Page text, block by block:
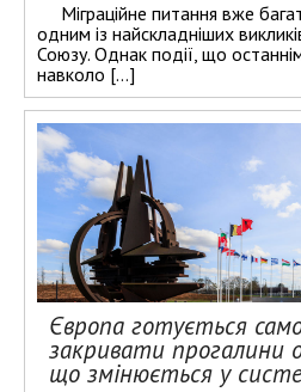
Міграційне питання вже
одним із найскладніших
Союзу. Однак події, що
навколо […]
Європа готується
закривати прогалини
що змінюється у